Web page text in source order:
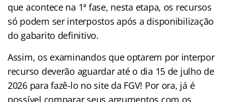
que acontece na 1ª fase, nesta etapa, os recursos
só podem ser interpostos após a disponibilização
do gabarito definitivo.
Assim, os examinandos que optarem por interpor
recurso deverão aguardar até o dia 15 de julho de
2026 para fazê-lo no site da FGV! Por ora, já é
possível comparar seus argumentos com os